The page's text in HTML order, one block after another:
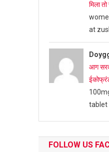
मिला
at
आग
tablet
FOLLOW US